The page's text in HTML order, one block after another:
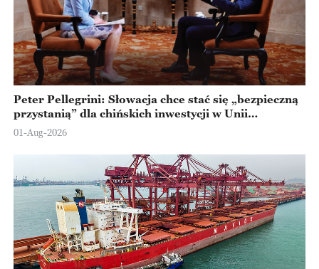
Peter Pellegrini: Słowacja chce stać się „bezpieczną
przystanią” dla chińskich inwestycji w Unii
Europejskiej
01-Aug-2026